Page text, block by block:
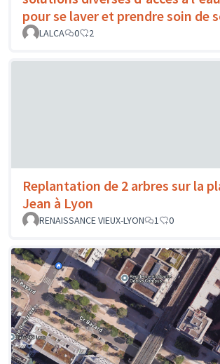
pour se laver et prendre soin de
LALCA 0 2
Replantation de 2 arbres sur la
Jean à Lyon
RENAISSANCE VIEUX-LYON 1 0